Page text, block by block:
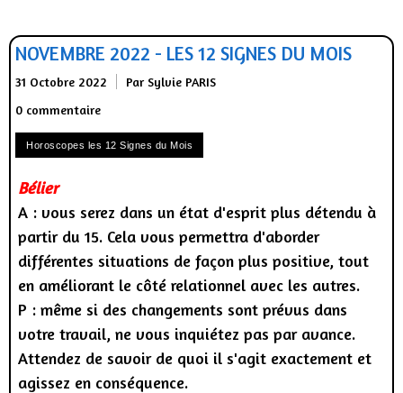
NOVEMBRE 2022 - LES 12 SIGNES DU MOIS
31 Octobre 2022
Par Sylvie PARIS
0 commentaire
Bélier
A : vous serez dans un état d'esprit plus détendu à
partir du 15. Cela vous permettra d'aborder
différentes situations de façon plus positive, tout
en améliorant le côté relationnel avec les autres.
P : même si des changements sont prévus dans
votre travail, ne vous inquiétez pas par avance.
Attendez de savoir de quoi il s'agit exactement et
agissez en conséquence.